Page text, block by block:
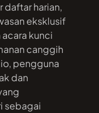
daftar harian,
eksklusif
kunci
canggih
pengguna
dan
sebagai